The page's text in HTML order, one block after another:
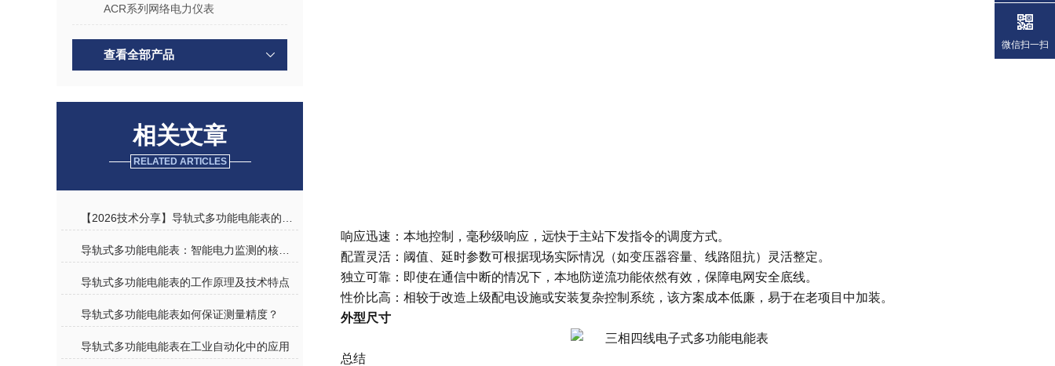
ACR系列网络电力仪表
查看全部产品
相关文章
RELATED ARTICLES
导轨式多功能电能表的工作原理及技术特点
导轨式多功能电能表如何保证测量精度？
导轨式多功能电能表在工业自动化中的应用
响应迅速：本地控制，毫秒级响应，远快于主站下发指令的调度方式。
配置灵活：阈值、延时参数可根据现场实际情况（如变压器容量、线路阻抗）灵活整定。
独立可靠：即使在通信中断的情况下，本地防逆流功能依然有效，保障电网安全底线。
性价比高：相较于改造上级配电设施或安装复杂控制系统，该方案成本低廉，易于在老项目中加装。
外型尺寸
总结
微信扫一扫